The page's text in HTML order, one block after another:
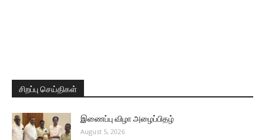
சிறப்பு செய்திகள்
இணைப்பு விழா அழைப்பிதழ்
August 5, 2026